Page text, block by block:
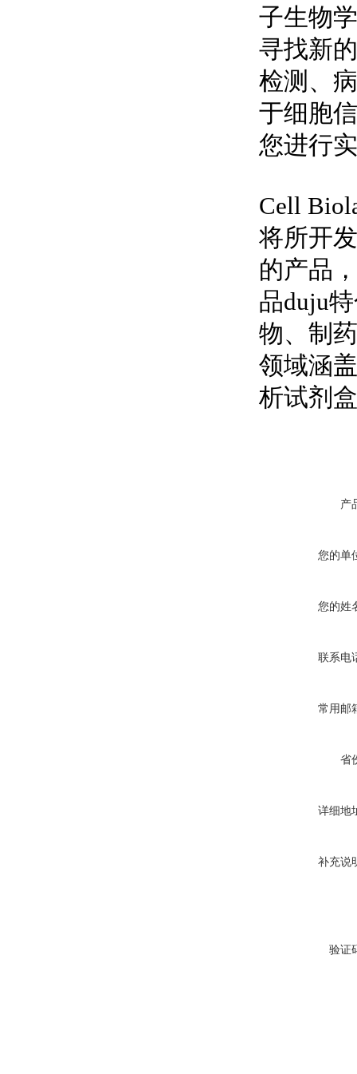
子生物
寻找新
检测、
于细胞
您进行
Cell
将所开
的产品
品duju
物、制
领域涵
析试剂
产
您的单
您的姓
联系电
常用邮
省
详细地
补充说
验证